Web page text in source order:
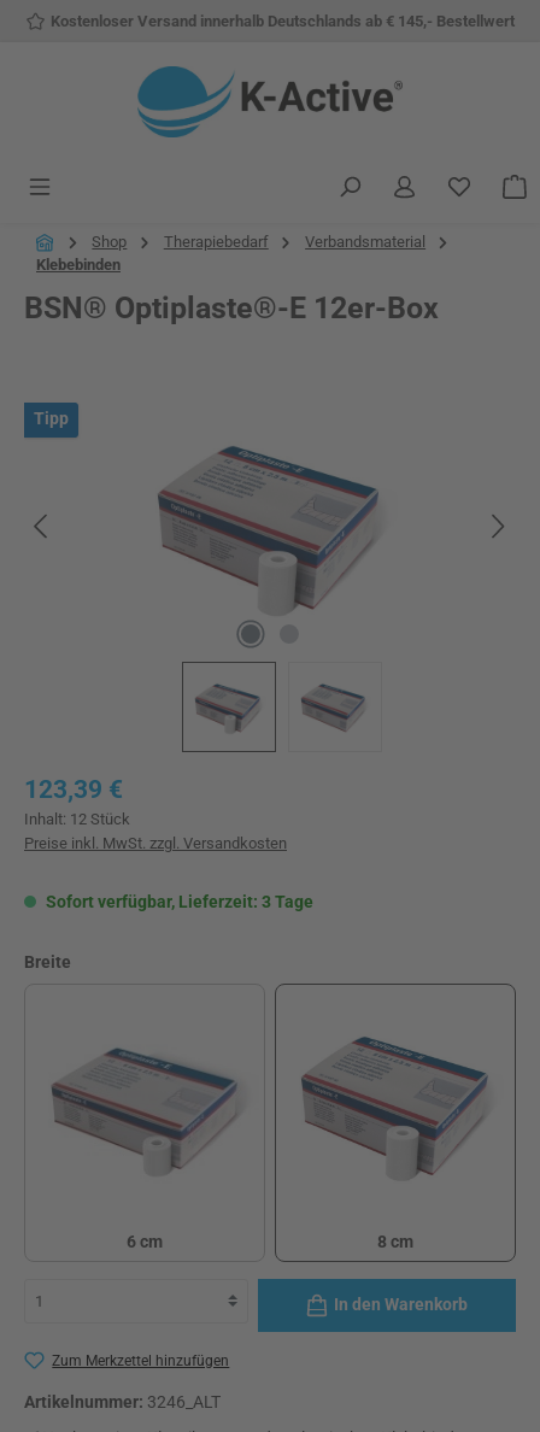
Zum Hauptinhalt springen
Kostenloser Versand innerhalb Deutschlands ab € 145,- Bestellwert
Du
Shop Therapiebedarf
Verbandsmaterial
Klebebinden
BSN® Optiplaste®-E 12er-Box
Bildergalerie überspringen
Tipp
Regulärer Preis:
123,39 €
Inhalt: 12 Stück
Preise inkl. MwSt. zzgl. Versandkosten
Sofort verfügbar, Lieferzeit: 3 Tage
Breite
6 cm
8 cm
8 cm
In den Warenkorb
Zum Merkzettel hinzufügen
Artikelnummer: 3246_ALT